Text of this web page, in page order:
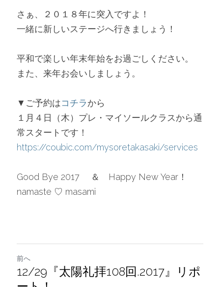
さぁ、２０１８年に突入ですよ！
一緒に新しいステージへ行きましょう！
平和で楽しい年末年始をお過ごしください。
また、来年お会いしましょう。
▼ご予約はコチラから
１月４日（木）プレ・マイソールクラスから通
常スタートです！
https://coubic.com/mysoretakasaki/services
Good Bye 2017 　＆　Happy New Year！
namaste ♡ masami
前へ
12/29『太陽礼拝108回.2017』リポ